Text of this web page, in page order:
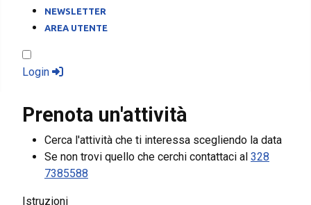
NEWSLETTER
AREA UTENTE
Login
Prenota un'attività
Cerca l'attività che ti interessa scegliendo la data
Se non trovi quello che cerchi contattaci al 328
7385588
Istruzioni